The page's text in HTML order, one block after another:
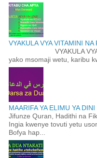
VYAKULA VYA VITAMINI NA
VYAKULA VYA
yako msomaji wetu, karibu
MAARIFA YA ELIMU YA
Jifunze Quran, Hadithi na
Ingia kwenye tovuti yetu
Bofya hap...